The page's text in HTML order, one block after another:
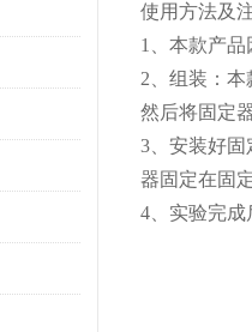
使用方法及
1、 本款产品
2、 组装：本
然后将固定
3、 安装好固
器固定在固
4、 实验完成